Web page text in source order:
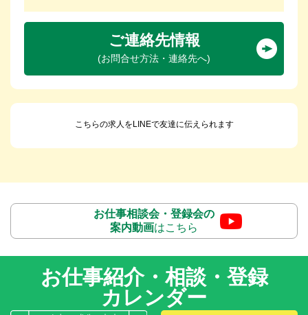
ご連絡先情報
(お問合せ方法・連絡先へ)
こちらの求人をLINEで友達に伝えられます
お仕事相談会・登録会の
案内動画はこちら
お仕事紹介・相談・登録
カレンダー